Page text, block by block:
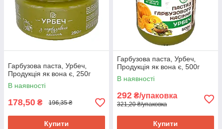
Гарбузова паста, Урбеч,
Продукція як вона є, 250г
В наявності
178,50 ₴ 196,35 ₴
Купити
Гарбузова паста, Урбеч,
Продукція як вона є, 500г
В наявності
292 ₴/упаковка
321,20 ₴/упаковка
Купити